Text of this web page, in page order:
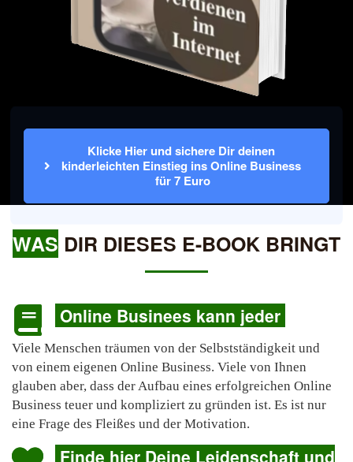
Klicke Hier und sichere Dir deinen
kinderleichten Einstieg ins Online Business
für 7 Euro
WAS DIR DIESES E-BOOK BRINGT
Online Businees kann jeder
Viele Menschen träumen von der Selbstständigkeit und
von einem eigenen Online Business. Viele von Ihnen
glauben aber, dass der Aufbau eines erfolgreichen Online
Business teuer und kompliziert zu gründen ist. Es ist nur
eine Frage des Fleißes und der Motivation.
Finde hier Deine Leidenschaft und